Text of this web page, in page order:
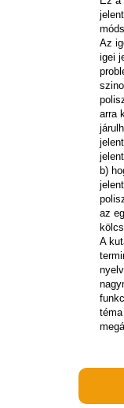
Az
igei
arra
b)
az
A